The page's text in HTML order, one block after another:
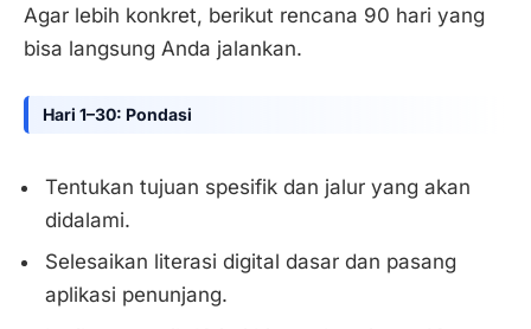
Agar lebih konkret, berikut rencana 90 hari yang
bisa langsung Anda jalankan.
Hari 1–30: Pondasi
Tentukan tujuan spesifik dan jalur yang akan
didalami.
Selesaikan literasi digital dasar dan pasang
aplikasi penunjang.